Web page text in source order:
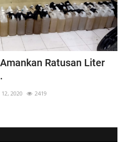
Ratusan Liter
2020 2419